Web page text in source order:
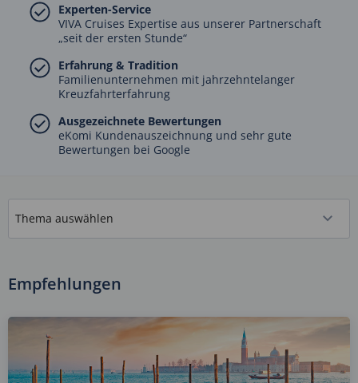
Experten-Service
VIVA Cruises Expertise aus unserer Partnerschaft
„seit der ersten Stunde“
Erfahrung & Tradition
Familienunternehmen mit jahrzehntelanger
Kreuzfahrterfahrung
Ausgezeichnete Bewertungen
eKomi Kundenauszeichnung und sehr gute
Bewertungen bei Google
Empfehlungen